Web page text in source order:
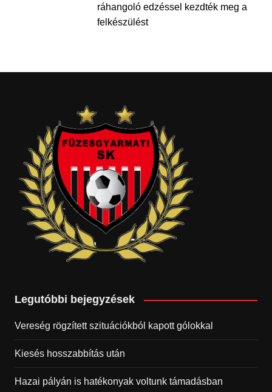
ráhangoló edzéssel kezdték meg a
felkészülést
Legutóbbi bejegyzések
Vereség rögzített szituációkból kapott gólokkal
Kiesés hosszabbítás után
Hazai pályán is hatékonyak voltunk támadásban